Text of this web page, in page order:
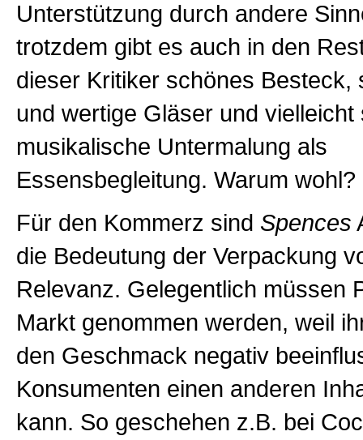
Unterstützung durch andere
trotzdem gibt es auch in den
dieser Kritiker schönes Besteck,
und wertige Gläser und vielleicht
musikalische Untermalung als
Essensbegleitung. Warum wohl?
Für den Kommerz sind Spences
die Bedeutung der Verpackung
Relevanz. Gelegentlich müssen
Markt genommen werden, weil
den Geschmack negativ
Konsumenten einen anderen
kann. So geschehen z.B. bei